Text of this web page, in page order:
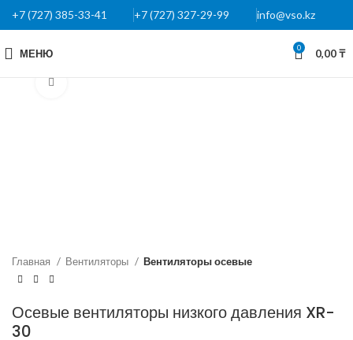
+7 (727) 385-33-41 +7 (727) 327-29-99 info@vso.kz
МЕНЮ 0 0,00₸
Главная Вентиляторы Вентиляторы осевые
Осевые вентиляторы низкого давления XR-
30